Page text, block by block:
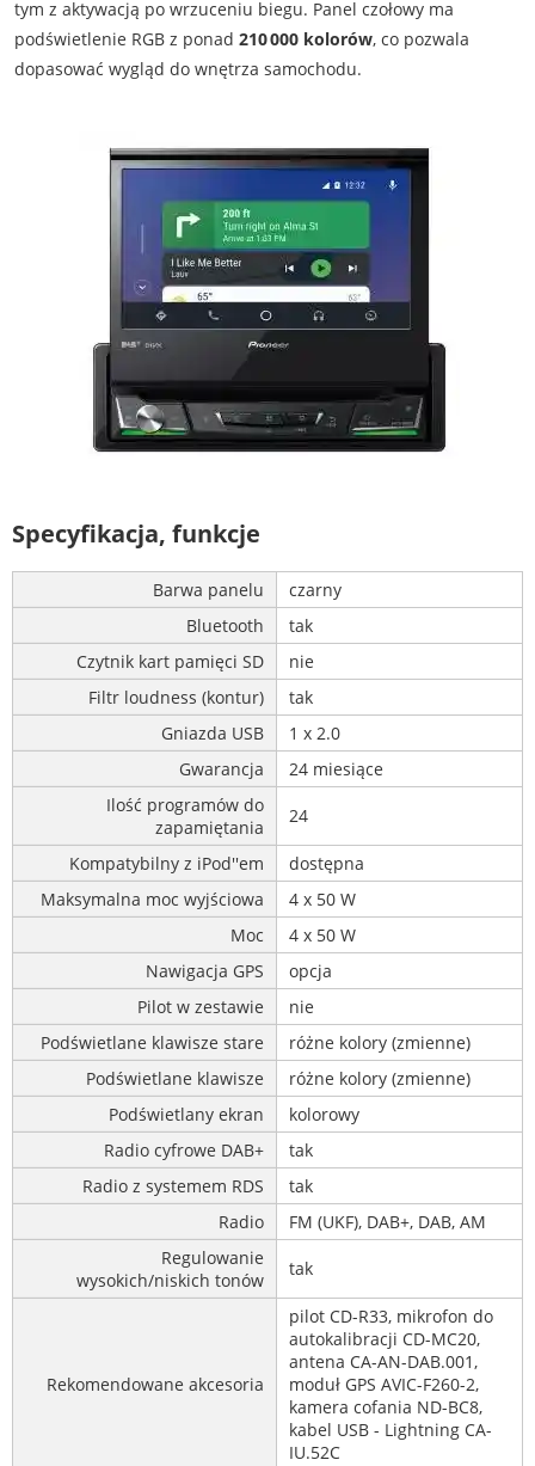
tym z aktywacją po wrzuceniu biegu. Panel czołowy ma
podświetlenie RGB z ponad 210 000 kolorów, co pozwala
dopasować wygląd do wnętrza samochodu.
Specyfikacja, funkcje
Barwa panelu
czarny
Bluetooth
tak
Czytnik kart pamięci SD
nie
Filtr loudness (kontur)
tak
Gniazda USB
1 x 2.0
Gwarancja
24 miesiące
Ilość programów do
zapamiętania
24
Kompatybilny z iPod''em
dostępna
Maksymalna moc wyjściowa
4 x 50 W
Moc
4 x 50 W
Nawigacja GPS
opcja
Pilot w zestawie
nie
Podświetlane klawisze stare
różne kolory (zmienne)
Podświetlane klawisze
różne kolory (zmienne)
Podświetlany ekran
kolorowy
Radio cyfrowe DAB+
tak
Radio z systemem RDS
tak
Radio
FM (UKF), DAB+, DAB, AM
Regulowanie
wysokich/niskich tonów
tak
Rekomendowane akcesoria
pilot CD-R33, mikrofon do
autokalibracji CD-MC20,
antena CA-AN-DAB.001,
moduł GPS AVIC-F260-2,
kamera cofania ND-BC8,
kabel USB - Lightning CA-
IU.52C